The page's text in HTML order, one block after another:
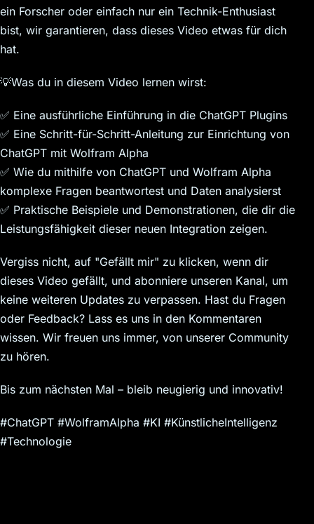
ein Forscher oder einfach nur ein Technik-Enthusiast
bist, wir garantieren, dass dieses Video etwas für dich
hat.
💡Was du in diesem Video lernen wirst:
✅ Eine ausführliche Einführung in die ChatGPT Plugins
✅ Eine Schritt-für-Schritt-Anleitung zur Einrichtung von
ChatGPT mit Wolfram Alpha
✅ Wie du mithilfe von ChatGPT und Wolfram Alpha
komplexe Fragen beantwortest und Daten analysierst
✅ Praktische Beispiele und Demonstrationen, die dir die
Leistungsfähigkeit dieser neuen Integration zeigen.
Vergiss nicht, auf "Gefällt mir" zu klicken, wenn dir
dieses Video gefällt, und abonniere unseren Kanal, um
keine weiteren Updates zu verpassen. Hast du Fragen
oder Feedback? Lass es uns in den Kommentaren
wissen. Wir freuen uns immer, von unserer Community
zu hören.
Bis zum nächsten Mal – bleib neugierig und innovativ!
#ChatGPT #WolframAlpha #KI #KünstlicheIntelligenz
#Technologie